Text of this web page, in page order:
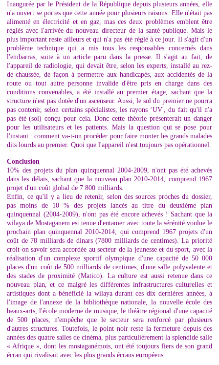
Inaugurée par le Président de la République depuis plusieurs années, elle
n'a ouvert se portes que cette année pour plusieurs raisons. Elle n'était pas
alimenté en électricité et en gaz, mas ces deux problèmes emblent être
réglés avec l'arrivée du nouveau directeur de la santé publique. Mais le
plus important reste ailleurs et qui n'a pas été réglé à ce jour. Il s'agit d'un
problème technique qui a mis tous les responsables concernés dans
l'embarras, suite à un article paru dans la presse. Il s'agit au fait, de
l'appareil de radiologie, qui devait être, selon les experts, installé au rez-
de-chaussée, de façon à permettre aux handicapés, aux accidentés de la
route ou tout autre personne invalide d'être pris en charge dans des
conditions convenables, a été installé au premier étage, sachant que la
structure n'est pas dotée d'un ascenseur. Aussi, le sol du premier ne pourra
pas contenir, selon certains spécialistes, les rayons ‘UV', du fait qu'il n'a
pas été (sol) conçu pour cela. Donc cette théorie présenterait un danger
pour les utilisateurs et les patients. Mais la question qui se pose pour
l'instant : comment va-t-on procéder pour faire monter les grands malades
dits lourds au premier. Quoi que l'appareil n'est toujours pas opérationnel.
Conclusion
10% des projets du plan quinquennal 2004-2009, n'ont pas été achevés
dans les délais, sachant que la nouveau plan 2010-2014, comprend 1967
projet d'un coût global de 7 800 milliards.
Enfin, ce qu'il y a lieu de retenir, selon des sources proches du dossier,
pas moins de 10 % des projets lancés au titre du deuxième plan
quinquennal (2004-2009), n'ont pas été encore achevés ! Sachant que la
wilaya deMostaganem est tenue d'entamer avec toute la sérénité voulue le
prochain plan quinquennal 2010-2014, qui comprend 1967 projets d'un
coût de 78 milliards de dinars (7800 milliards de centimes). La priorité
croit-on savoir sera accordée au secteur de la jeunesse et du sport, avec la
réalisation d'un complexe sportif olympique d'une capacité de 50 000
places d'un coût de 500 milliards de centimes, d'une salle polyvalente et
des stades de proximité (Matico). La culture est aussi retenue dans ce
nouveau plan, et ce malgré les différentes infrastructures culturelles et
artistiques dont a bénéficié la wilaya durant ces dix dernières années, à
l'image de l'annexe de la bibliothèque nationale, la nouvelle école des
beaux-arts, l'école moderne de musique, le théâtre régional d'une capacité
de 500 places, n'empêche que le secteur sera renforcé par plusieurs
d'autres structures. Toutefois, le point noir reste la fermeture depuis des
années des quatre salles de cinéma, plus particulièrement la splendide salle
« Afrique », dont les mostaganémois, ont été toujours fiers de son grand
écran qui rivalisait avec les plus grands écrans européens.